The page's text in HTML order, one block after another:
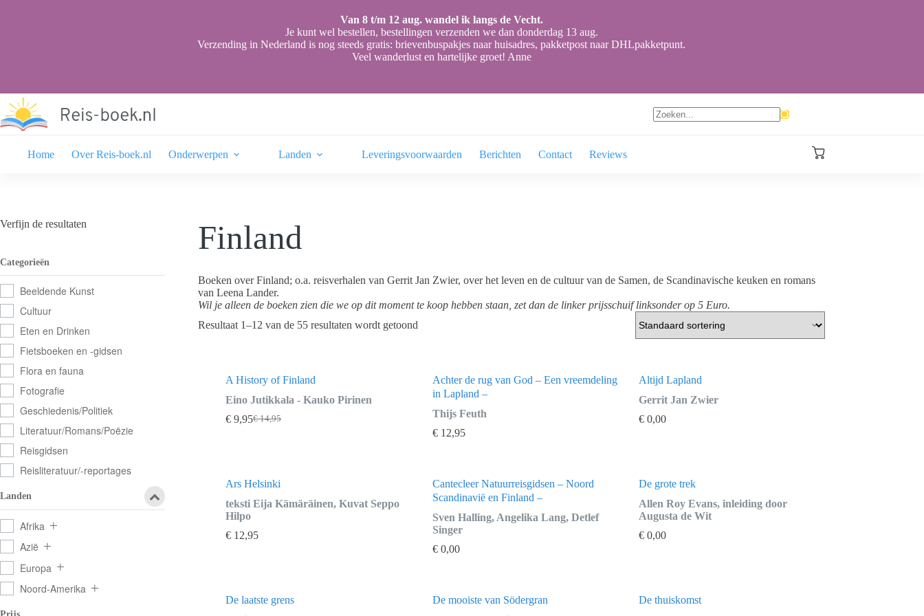
Van 8 t/m 12 aug. wandel ik langs de Vecht.
Je kunt wel bestellen, bestellingen verzenden we dan donderdag 13 aug.
Verzending in Nederland is nog steeds gratis: brievenbuspakjes naar huisadres, pakketpost naar DHLpakketpunt.
Veel wanderlust en hartelijke groet! Anne
Home
Over Reis-boek.nl Onderwerpen Landen Leveringsvoorwaarden Berichten Contact Reviews Winkelwagen
Finland
Boeken over Finland; o.a. reisverhalen van Gerrit Jan Zwier, over het leven en de cultuur van de Samen, de Scandinavische keuken en romans
van Leena Lander.
Wil je alleen de boeken zien die we op dit moment te koop hebben staan, zet dan de linker prijsschuif linksonder op 5 Euro.
Resultaat 1–12 van de 55 resultaten wordt getoond
A History of Finland
Eino Jutikkala - Kauko Pirinen
€14,95
Oorspronkelijke
€ 9,95Huidige
Achter de rug van God – Een vreemdeling
in Lapland –
Thijs Feuth
€12,95
Altijd Lapland
Gerrit Jan Zwier
€ 0,00
Ars Helsinki
teksti Eija Kämäräinen, Kuvat Seppo
Hilpo
€ 12,95
Cantecleer Natuurreisgidsen – Noord
Scandinavië en Finland –
Sven Halling, Angelika Lang, Detlef
Singer
€0,00
De grote trek
Allen Roy Evans, inleiding door
Augusta de Wit
€ 0,00
De laatste grens
De mooiste van Södergran
De thuiskomst
Verfijn de resultaten
Categorieën
Beeldende Kunst
Cultuur
Eten en Drinken
Fietsboeken en -gidsen
Flora en fauna
Fotografie
Geschiedenis/Politiek
Literatuur/Romans/Poëzie
Reisgidsen
Reisliteratuur/-reportages
Landen
Afrika
Azië
Europa
Noord-Amerika